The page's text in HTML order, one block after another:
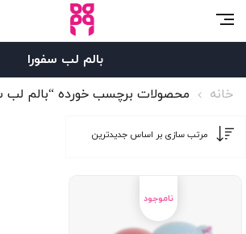
بالم لب سفورا
خانه
محصولات برچسب خورده “بالم لب